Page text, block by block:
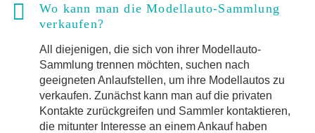
Wo kann man die Modellauto-Sammlung
verkaufen?
All diejenigen, die sich von ihrer Modellauto-
Sammlung trennen möchten, suchen nach
geeigneten Anlaufstellen, um ihre Modellautos zu
verkaufen. Zunächst kann man auf die privaten
Kontakte zurückgreifen und Sammler kontaktieren,
die mitunter Interesse an einem Ankauf haben